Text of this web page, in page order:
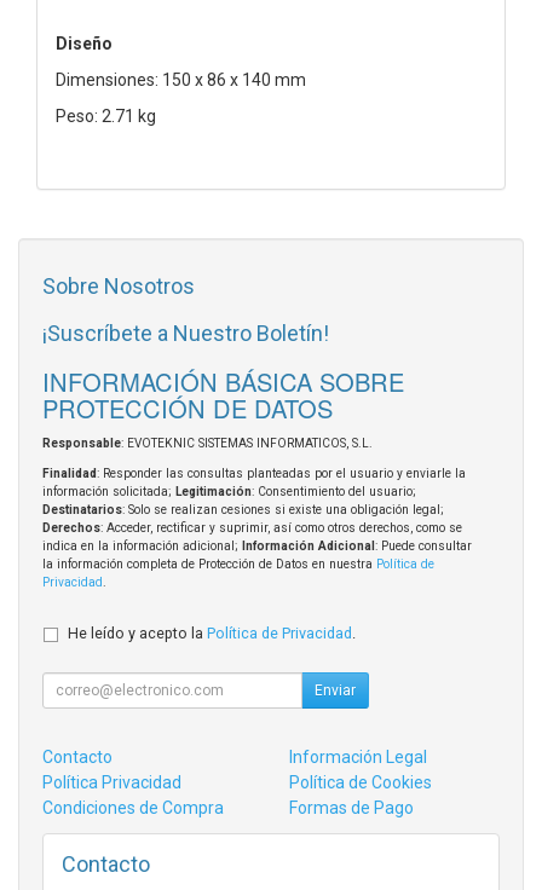
Diseño
Dimensiones: 150 x 86 x 140 mm
Peso: 2.71 kg
Sobre Nosotros
¡Suscríbete a Nuestro Boletín!
INFORMACIÓN BÁSICA SOBRE
PROTECCIÓN DE DATOS
Responsable: EVOTEKNIC SISTEMAS INFORMATICOS, S.L.
Finalidad: Responder las consultas planteadas por el usuario y enviarle la
información solicitada; Legitimación: Consentimiento del usuario;
Destinatarios: Solo se realizan cesiones si existe una obligación legal;
Derechos: Acceder, rectificar y suprimir, así como otros derechos, como se
indica en la información adicional;
Información Adicional : Puede consultar
la información completa de Protección de Datos en nuestra Política de
Privacidad
He leído y acepto la Política de Privacidad
Enviar
Contacto
Información Legal
Política Privacidad
Política de Cookies
Condiciones de Compra
Formas de Pago
Contacto